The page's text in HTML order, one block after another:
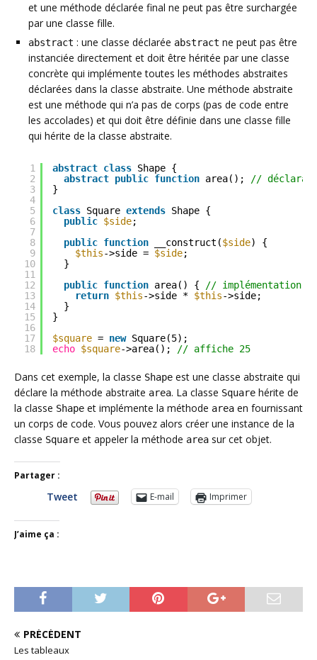
et une méthode déclarée final ne peut pas être surchargée
par une classe fille.
abstract : une classe déclarée abstract ne peut pas être
instanciée directement et doit être héritée par une classe
concrète qui implémente toutes les méthodes abstraites
déclarées dans la classe abstraite. Une méthode abstraite
est une méthode qui n’a pas de corps (pas de code entre
les accolades) et qui doit être définie dans une classe fille
qui hérite de la classe abstraite.
1
2
3
4
5
6
7
8
9
10
11
12
13
14
15
16
17
18
abstract class Shape {
abstract public function area(); //
}
class Square extends Shape {
public $side;
public function __construct($side) {
$this->side = $side;
}
public function area() { // implémentation
return $this->side * $this->side;
}
}
$square = new Square(5);
echo $square->area(); // affiche 25
Dans cet exemple, la classe Shape est une classe abstraite qui
déclare la méthode abstraite area. La classe Square hérite de
la classe Shape et implémente la méthode area en fournissant
un corps de code. Vous pouvez alors créer une instance de la
classe Square et appeler la méthode area sur cet objet.
Partager :
Tweet E-mail Imprimer
J’aime ça :
PRÉCÉDENT
Les tableaux